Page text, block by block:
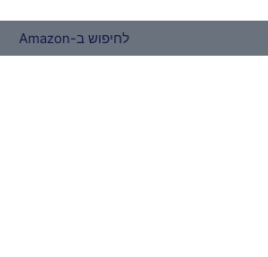
לחיפוש ב-Amazon